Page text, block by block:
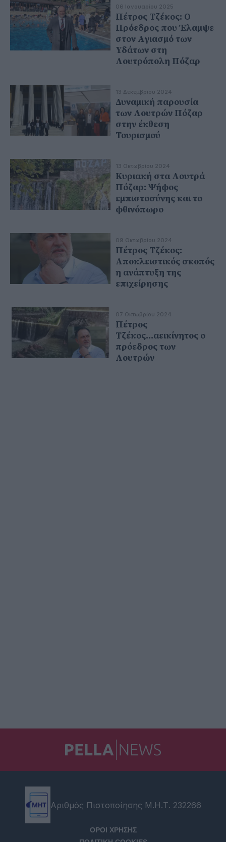
06 Ιανουαρίου 2025
Πέτρος Τζέκος: Ο
Πρόεδρος που Έλαμψε
στον Αγιασμό των
Υδάτων στη
Λουτρόπολη Πόζαρ
13 Δεκεμβρίου 2024
Δυναμική παρουσία
των Λουτρών Πόζαρ
στην έκθεση
Τουρισμού
13 Οκτωβρίου 2024
Κυριακή στα Λουτρά
Πόζαρ: Ψήφος
εμπιστοσύνης και το
φθινόπωρο
09 Οκτωβρίου 2024
Πέτρος Τζέκος:
Αποκλειστικός σκοπός
η ανάπτυξη της
επιχείρησης
07 Οκτωβρίου 2024
Πέτρος
Τζέκος...αεικίνητος ο
πρόεδρος των
Λουτρών
Αριθμός Πιστοποίησης Μ.Η.Τ. 232266
ΟΡΟΙ ΧΡΗΣΗΣ